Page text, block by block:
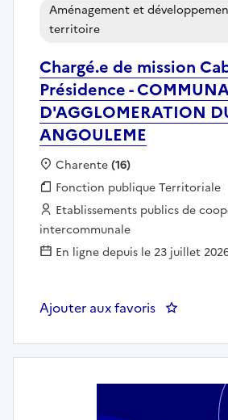
Chargé.e de mission
Présidence -
D'AGGLOMERATION
ANGOULEME
Aménagement et
territoire
Localisation :
Charente(16)
Fonction publique :
Fonction publique Territoriale
Employeur :
Etablissements publics de
intercommunale
En ligne depuis le 23 juillet
Ajouter aux favoris :